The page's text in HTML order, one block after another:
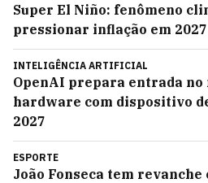
Super El Niño: fenômeno
pressionar inflação em 2027
INTELIGÊNCIA ARTIFICIAL
OpenAI prepara entrada no
hardware com dispositivo
2027
ESPORTE
João Fonseca tem